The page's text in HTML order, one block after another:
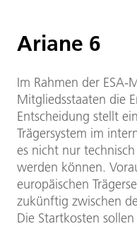
Ariane 6
Im Rahmen der
Mitgliedsstaaten die
Entscheidung stellt
Trägersystem im
es nicht nur
werden können.
europäischen
zukünftig zwischen
Die Startkosten